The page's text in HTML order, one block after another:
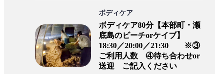
ボディケア
ボディケア80分【本部町・瀬
底島のビーチorケイブ】
18:30／20:00／21:30 ※③
ご利用人数 ④待ち合わせor
送迎 ご記入ください